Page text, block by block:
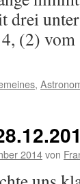
drei
(2)
,
2014von